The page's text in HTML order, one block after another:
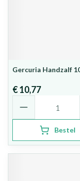
Gercuria Handzalf
€ 10,77
Bestel